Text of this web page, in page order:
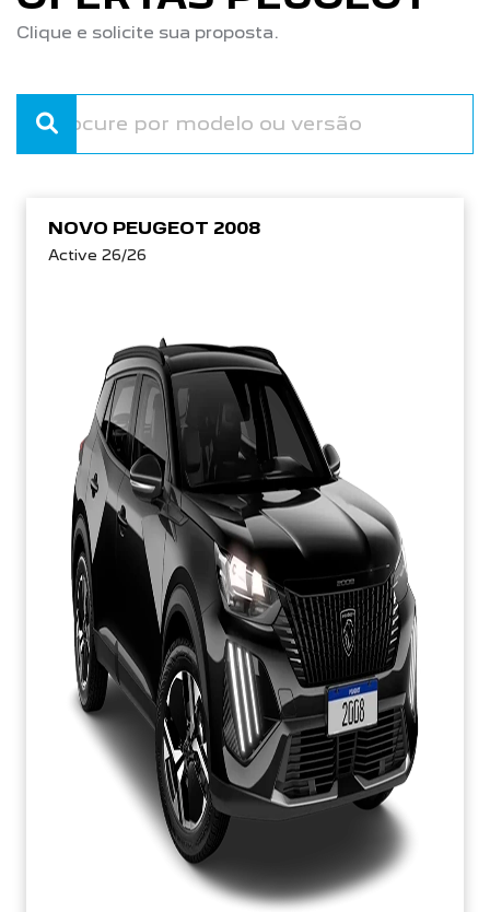
Clique e solicite sua proposta.
NOVO PEUGEOT 2008
Active 26/26